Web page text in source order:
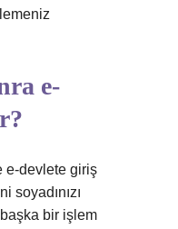
e-
e-devlete giriş
soyadınızı
bir işlem